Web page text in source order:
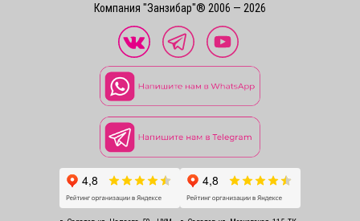
Компания "Занзибар"® 2006 — 2026